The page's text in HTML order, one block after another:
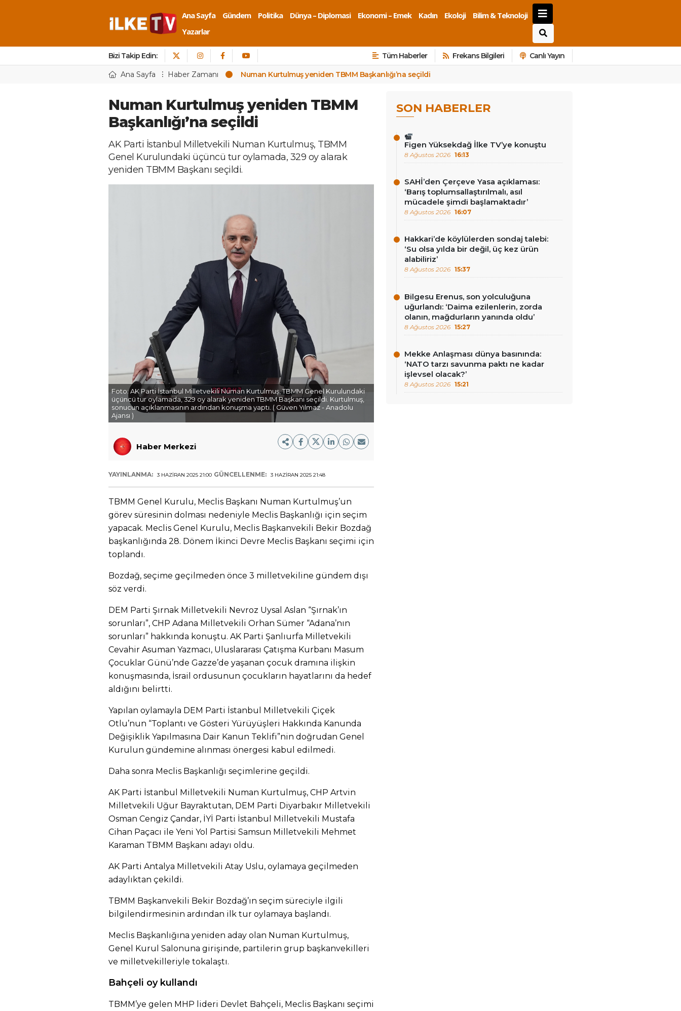
Ana Sayfa Gündem Politika Dünya – Diplomasi Ekonomi – Emek Kadın Ekoloji
Bilim & Teknoloji
Yazarlar
Bizi Takip Edin: Tüm Haberler Frekans Bilgileri Canlı Yayın
Ana Sayfa Haber Zamanı Numan Kurtulmuş yeniden TBMM Başkanlığı’na seçildi
Numan Kurtulmuş yeniden TBMM
Başkanlığı’na seçildi
AK Parti İstanbul Milletvekili Numan Kurtulmuş, TBMM
Genel Kurulundaki üçüncü tur oylamada, 329 oy alarak
yeniden TBMM Başkanı seçildi.
Foto:AK Parti İstanbul Milletvekili Numan Kurtulmuş, TBMM Genel Kurulundaki
üçüncü tur oylamada, 329 oy alarak yeniden TBMM Başkanı seçildi. Kurtulmuş,
sonucun açıklanmasının ardından konuşma yaptı. ( Güven Yılmaz - Anadolu
Ajansı )
Haber Merkezi
YAYINLANMA: 3 HAZIRAN 2025 21:00 GÜNCELLENME: 3 HAZIRAN 2025 21:48
TBMM Genel Kurulu, Meclis Başkanı Numan Kurtulmuş’un
görev süresinin dolması nedeniyle Meclis Başkanlığı için seçim
yapacak. Meclis Genel Kurulu, Meclis Başkanvekili Bekir Bozdağ
başkanlığında 28. Dönem İkinci Devre Meclis Başkanı seçimi için
toplandı.
Bozdağ, seçime geçilmeden önce 3 milletvekiline gündem dışı
söz verdi.
DEM Parti Şırnak Milletvekili Nevroz Uysal Aslan “Şırnak’ın
sorunları”, CHP Adana Milletvekili Orhan Sümer “Adana’nın
sorunları” hakkında konuştu. AK Parti Şanlıurfa Milletvekili
Cevahir Asuman Yazmacı, Uluslararası Çatışma Kurbanı Masum
Çocuklar Günü’nde Gazze’de yaşanan çocuk dramına ilişkin
konuşmasında, İsrail ordusunun çocukların hayatlarını da hedef
aldığını belirtti.
Yapılan oylamayla DEM Parti İstanbul Milletvekili Çiçek
Otlu’nun “Toplantı ve Gösteri Yürüyüşleri Hakkında Kanunda
Değişiklik Yapılmasına Dair Kanun Teklifi”nin doğrudan Genel
Kurulun gündemine alınması önergesi kabul edilmedi.
Daha sonra Meclis Başkanlığı seçimlerine geçildi.
AK Parti İstanbul Milletvekili Numan Kurtulmuş, CHP Artvin
Milletvekili Uğur Bayraktutan, DEM Parti Diyarbakır Milletvekili
Osman Cengiz Çandar, İYİ Parti İstanbul Milletvekili Mustafa
Cihan Paçacı ile Yeni Yol Partisi Samsun Milletvekili Mehmet
Karaman TBMM Başkanı adayı oldu.
AK Parti Antalya Milletvekili Atay Uslu, oylamaya geçilmeden
adaylıktan çekildi.
TBMM Başkanvekili Bekir Bozdağ’ın seçim süreciyle ilgili
bilgilendirmesinin ardından ilk tur oylamaya başlandı.
Meclis Başkanlığına yeniden aday olan Numan Kurtulmuş,
Genel Kurul Salonuna girişinde, partilerin grup başkanvekilleri
ve milletvekilleriyle tokalaştı.
Bahçeli oy kullandı
TBMM’ye gelen MHP lideri Devlet Bahçeli, Meclis Başkanı seçimi
SON HABERLER
Figen Yüksekdağ İlke TV’ye konuştu
8 Ağustos 2026 16:13
SAHİ’den Çerçeve Yasa açıklaması:
‘Barış toplumsallaştırılmalı, asıl
mücadele şimdi başlamaktadır’
8 Ağustos 2026 16:07
Hakkari’de köylülerden sondaj talebi:
‘Su olsa yılda bir değil, üç kez ürün
alabiliriz’
8 Ağustos 2026 15:37
Bilgesu Erenus, son yolculuğuna
uğurlandı: ‘Daima ezilenlerin, zorda
olanın, mağdurların yanında oldu’
8 Ağustos 2026 15:27
Mekke Anlaşması dünya basınında:
‘NATO tarzı savunma paktı ne kadar
işlevsel olacak?’
8 Ağustos 2026 15:21